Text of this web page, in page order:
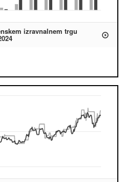
izravnalnem trgu